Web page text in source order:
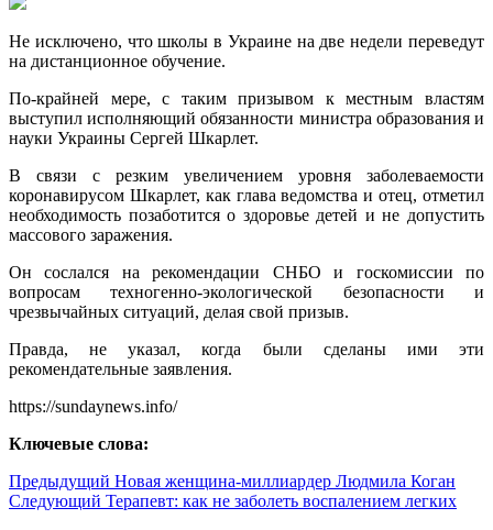
Не исключено, что школы в Украине на две недели переведут
на дистанционное обучение.
По-крайней мере, с таким призывом к местным властям
выступил исполняющий обязанности министра образования и
науки Украины Сергей Шкарлет.
В связи с резким увеличением уровня заболеваемости
коронавирусом Шкарлет, как глава ведомства и отец, отметил
необходимость позаботится о здоровье детей и не допустить
массового заражения.
Он сослался на рекомендации СНБО и госкомиссии по
вопросам техногенно-экологической безопасности и
чрезвычайных ситуаций, делая свой призыв.
Правда, не указал, когда были сделаны ими эти
рекомендательные заявления.
https://sundaynews.info/
Ключевые слова:
Предыдущий Новая женщина-миллиардер Людмила Коган
Следующий Терапевт: как не заболеть воспалением легких